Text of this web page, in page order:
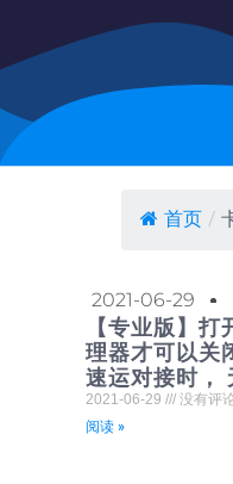
首页 /
2021-06-29
【专业版】
理器才可以关
速运对接时，
2021-06-29
没有评
阅读 »